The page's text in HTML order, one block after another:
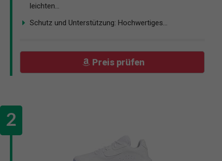
leichten...
Schutz und Unterstützung: Hochwertiges...
Preis prüfen